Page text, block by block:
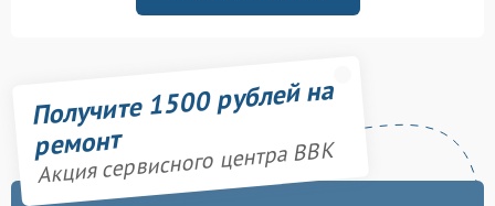
Получите 1500 рублей на
ремонт
Акция сервисного центра BBK